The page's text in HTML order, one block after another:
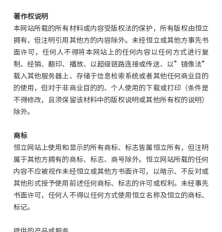
著作权说明
本网站所载的所有材料或内容受版权法的保护，所有版权由恒立
拥有，但注明引用其他方的内容除外。未经恒立或其他方事先书
面许可，任何人不得将本网站上的任何内容以任何方式进行复
制、经销、翻印、播放、以超级链路连接或传送、以”镜像法”
载入其他服务器上、存储于信息检索系统或者其他任何商业目的
的使用，但对于非商业目的的、个人使用的下载或打印（条件是
不得修改，且须保留该材料中的版权说明或其他所有权的说明）
除外。
商标
恒立网站上使用和显示的所有商标、标志皆属恒立所有，但注明
属于其他方拥有的商标、标志、商号除外。恒立网站所载的任何
内容不应被视作未经恒立或其他方书面许可，以暗示、不反对或
其他形式授予使用前述任何商标、标志的许可或权利。未经事先
书面许可，任何人不得以任何方式使用恒立名称及恒立的商标、
标记。